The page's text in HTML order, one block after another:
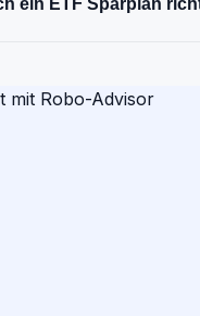
ein ETF Sparplan